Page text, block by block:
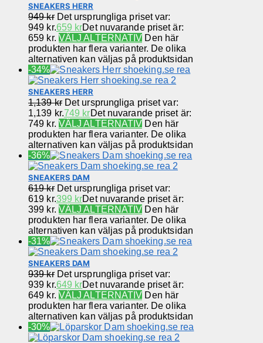
SNEAKERS HERR
949kr Det ursprungliga priset var:
949 kr.659 krDet nuvarande priset är:
659 kr. VÄLJ ALTERNATIV Den här
produkten har flera varianter. De olika
alternativen kan väljas på produktsidan
-34%
SNEAKERS HERR
1,139kr Det ursprungliga priset var:
1,139 kr.749 krDet nuvarande priset är:
749 kr. VÄLJ ALTERNATIV Den här
produkten har flera varianter. De olika
alternativen kan väljas på produktsidan
-36%
SNEAKERS DAM
619kr Det ursprungliga priset var:
619 kr.399 krDet nuvarande priset är:
399 kr. VÄLJ ALTERNATIV Den här
produkten har flera varianter. De olika
alternativen kan väljas på produktsidan
-31%
SNEAKERS DAM
939kr Det ursprungliga priset var:
939 kr.649 krDet nuvarande priset är:
649 kr. VÄLJ ALTERNATIV Den här
produkten har flera varianter. De olika
alternativen kan väljas på produktsidan
-30%